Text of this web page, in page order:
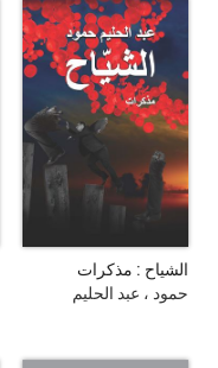
الشياح : مذكرات
حمود ، عبد الحليم